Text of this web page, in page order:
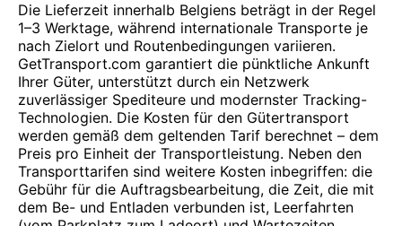
Die Lieferzeit innerhalb Belgiens beträgt in der Regel
1–3 Werktage, während internationale Transporte je
nach Zielort und Routenbedingungen variieren.
GetTransport.com garantiert die pünktliche Ankunft
Ihrer Güter, unterstützt durch ein Netzwerk
zuverlässiger Spediteure und modernster Tracking-
Technologien. Die Kosten für den Gütertransport
werden gemäß dem geltenden Tarif berechnet – dem
Preis pro Einheit der Transportleistung. Neben den
Transporttarifen sind weitere Kosten inbegriffen: die
Gebühr für die Auftragsbearbeitung, die Zeit, die mit
dem Be- und Entladen verbunden ist, Leerfahrten